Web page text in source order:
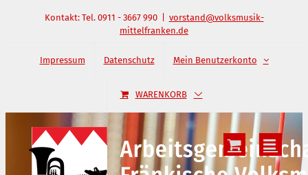
springen
Kontakt: Tel. 0911 - 3667 990
vorstand@volksmusik-
mittelfranken.de
Impressum Datenschutz Mein Benutzerkonto
WARENKORB